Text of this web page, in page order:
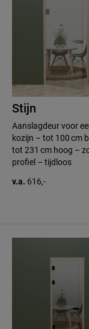
Stijn
Aanslagdeur voor
kozijn – tot 100 cm
tot 231 cm hoog –
profiel – tijdloos
v.a. 616,-